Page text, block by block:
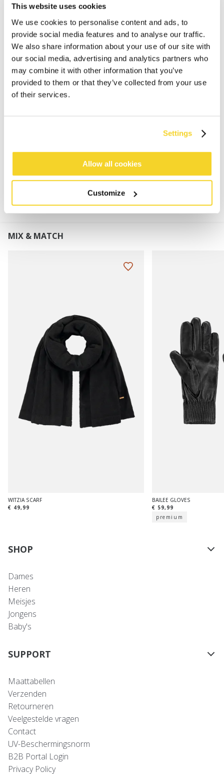
This website uses cookies
We use cookies to personalise content and ads, to
provide social media features and to analyse our traffic.
We also share information about your use of our site with
our social media, advertising and analytics partners who
may combine it with other information that you’ve
provided to them or that they’ve collected from your use
of their services.
Settings
Allow all cookies
Customize
Gratis verzending voor orders boven € 50,- binnen
Binnen 30 dagen retourneren
BESCHRIJVING
Zachte nepbont oorwarmers
Verstelbaar frame waardoor geschikt voor
MATERIAAL EN DETAILS
MIX & MATCH
WITZIA SCARF
€ 49,99
BAILEE GLOVES
€ 59,99
premium
SHOP
Dames
Heren
Meisjes
Jongens
Baby's
SUPPORT
Maattabellen
Verzenden
Retourneren
Veelgestelde vragen
Contact
UV-Beschermingsnorm
B2B Portal Login
Privacy Policy